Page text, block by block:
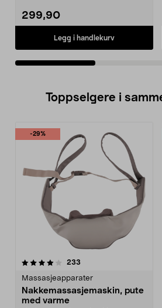
299,90
Legg i handlekurv
Toppselgere i
-29%
233
Massasjeapparater
Nakkemassasjemaskin, pute
med varme
4.5 av 5 stjerner